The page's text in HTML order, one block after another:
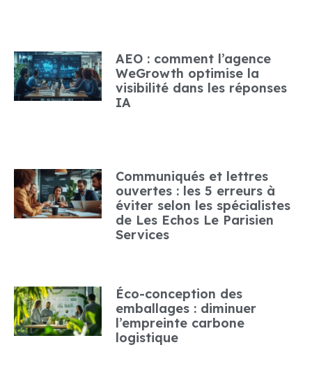
AEO : comment l’agence
WeGrowth optimise la
visibilité dans les réponses
IA
Communiqués et lettres
ouvertes : les 5 erreurs à
éviter selon les spécialistes
de Les Echos Le Parisien
Services
Éco-conception des
emballages : diminuer
l’empreinte carbone
logistique